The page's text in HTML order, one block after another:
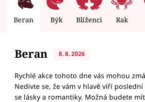
Beran Býk Blíženci Rak
Beran 8. 8. 2026
Rychlé akce tohoto dne vás mohou
Nedivte se, že vám v hlavě víří
se lásky a romantiky. Možná budete